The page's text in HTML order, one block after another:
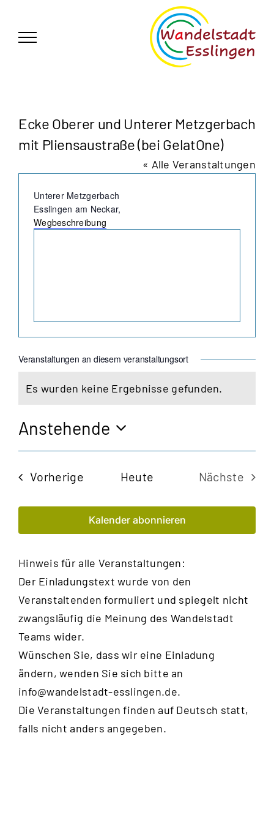
springen
Ecke Oberer und Unterer Metzgerbach
mit Pliensaustraße (bei GelatOne)
« Alle Veranstaltungen
Adresse
Unterer Metzgerbach
Esslingen am Neckar,
Wegbeschreibung
Veranstaltungen an diesem veranstaltungsort
Hinweis
Es wurden keine Ergebnisse gefunden.
Anstehende
Datum
VorherigeVeranstaltungen
Heute
Nächste
Kalender abonnieren
Hinweis für alle Veranstaltungen:
Der Einladungstext wurde von den
Veranstaltenden formuliert und spiegelt nicht
zwangsläufig die Meinung des Wandelstadt
Teams wider.
Wünschen Sie, dass wir eine Einladung
ändern, wenden Sie sich bitte an
info@wandelstadt-esslingen.de.
Die Veranstaltungen finden auf Deutsch statt,
falls nicht anders angegeben.